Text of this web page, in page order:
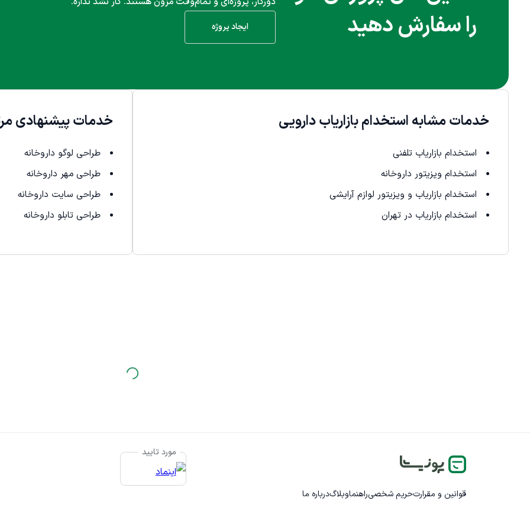
را سفارش دهید
ایجاد پروژه
خدمات مشابه استخدام بازاریاب دارویی
استخدام بازاریاب تلفنی
استخدام ویزیتور داروخانه
استخدام بازاریاب و ویزیتور لوازم آرایشی
استخدام بازاریاب در تهران
خدمات پیشنهادی
طراحی لوگو داروخانه
طراحی مهر داروخانه
طراحی سایت داروخانه
طراحی تابلو داروخانه
قوانین و مقرارتحریم شخصیراهنماوبلاگدرباره ما
مورد تایید